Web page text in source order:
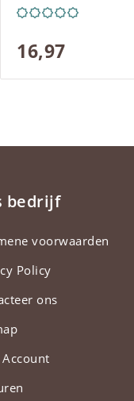
16,97
bedrijf
voorwaarden
Policy
ons
Account